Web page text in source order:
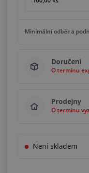
Minimální odběr a
100,00 ks
Násobky 100,00 ks
Doručení
O termínu
Prodejny
O termínu
Není skladem